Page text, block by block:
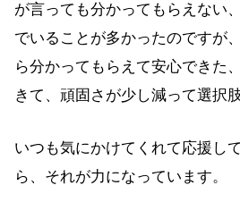
が言っても分かってもらえない
でいることが多かったのですが
ら分かってもらえて安心できた
きて、頑固さが少し減って選択
いつも気にかけてくれて応援し
ら、それが力になっています。